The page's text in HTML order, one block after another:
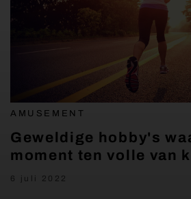
AMUSEMENT
Geweldige hobby's
moment ten volle van
6 juli 2022